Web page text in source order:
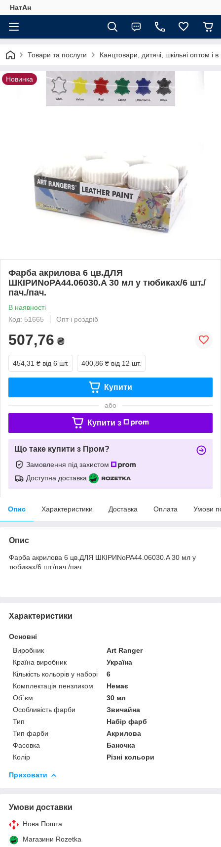
НатАн
Товари та послуги Канцтовари, дитячі, шкільні оптом і в
Новинка
Фарба акрилова 6 цв.ДЛЯ
ШКІРИNoPA44.06030.A 30 мл у тюбиках/6 шт./
пач./пач.
В наявності
Код: 51665
Опт і роздріб
507,76 ₴
454,31 ₴ від 6 шт. 400,86 ₴ від 12 шт.
Купити
або
Купити з
Що таке купити з Пром?
Замовлення під захистом
Доступна доставка
Опис Характеристики Доставка Оплата Умови
Опис
Фарба акрилова 6 цв.ДЛЯ ШКІРИNoPA44.06030.A 30 мл у
тюбиках/6 шт./пач./пач.
Характеристики
Основні
Виробник
Art Ranger
Країна виробник
Україна
Кількість кольорів у наборі
6
Комплектація пензликом
Немає
Об`єм
30 мл
Особливість фарби
Звичайна
Тип
Набір фарб
Тип фарби
Акрилова
Фасовка
Баночка
Колір
Різні кольори
Приховати
Умови доставки
Нова Пошта
Магазини Rozetka